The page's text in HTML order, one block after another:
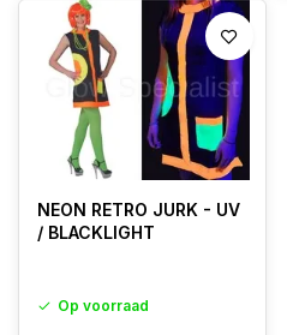
NEON RETRO JURK - UV
/ BLACKLIGHT
Op voorraad